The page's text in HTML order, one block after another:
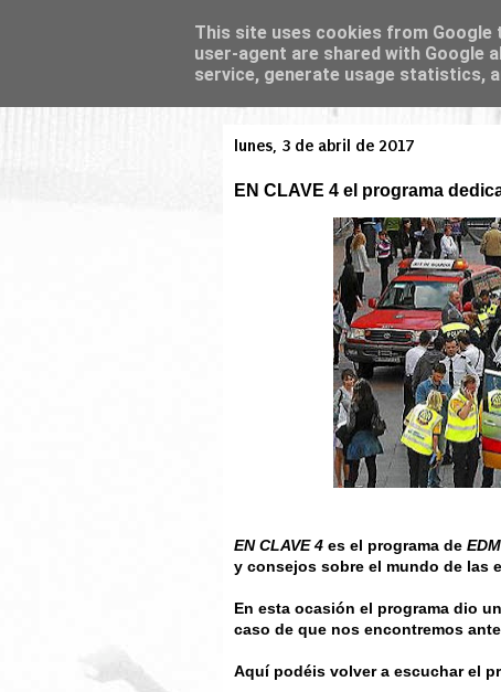
lunes, 3 de abril de 2017
EN CLAVE 4 el programa
EN CLAVE 4 es el programa de EDM
y consejos sobre el mundo de las
En esta ocasión el programa dio
caso de que nos encontremos
Aquí podéis volver a escuchar el
This site uses cookies from Google
user-agent are shared with Google
service, generate usage statistics,